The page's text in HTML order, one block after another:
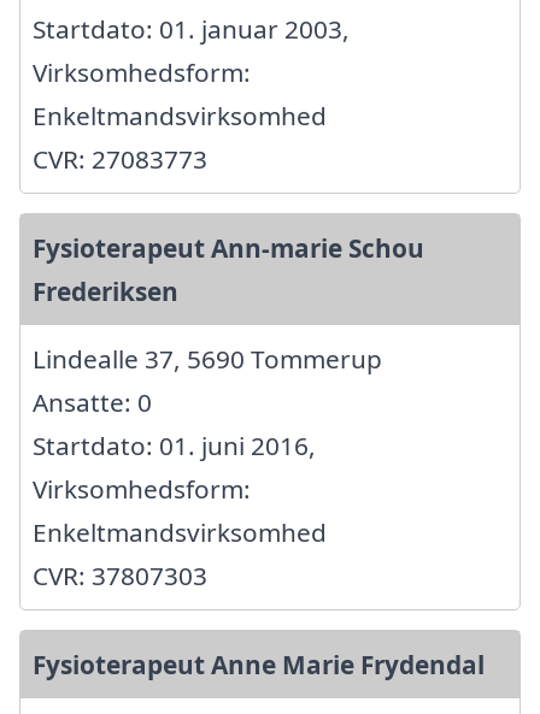
Startdato: 01. januar 2003,
Virksomhedsform:
Enkeltmandsvirksomhed
CVR: 27083773
Fysioterapeut Ann-marie Schou
Frederiksen
Lindealle 37, 5690 Tommerup
Ansatte: 0
Startdato: 01. juni 2016,
Virksomhedsform:
Enkeltmandsvirksomhed
CVR: 37807303
Fysioterapeut Anne Marie Frydendal